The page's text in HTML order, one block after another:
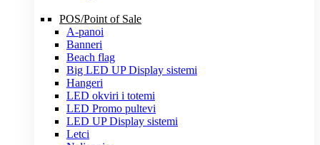
POS/Point of Sale
A-panoi
Banneri
Beach flag
Big LED UP Display sistemi
Hangeri
LED okviri i totemi
LED Promo pultevi
LED UP Display sistemi
Letci